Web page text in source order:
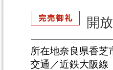
開
所在地奈良県香芝
交通／近鉄大阪線